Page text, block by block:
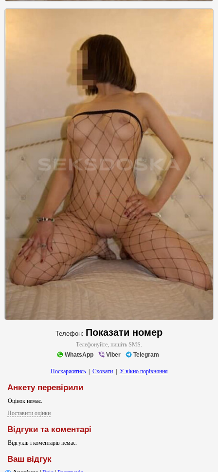
Телефон: Показати номер
Телефонуйте, пишіть SMS.
WhatsApp
Viber Telegram
Поскаржитись| Сховати| У вікно порівняння
Анкету перевірили
Оцінок немає.
Поставити оцінки
Відгуки та коментарі
Відгуків і коментарів немає.
Ваш відгук